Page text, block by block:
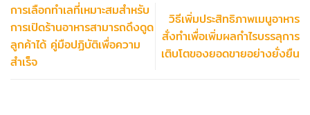
การเลือกทำเลที่เหมาะสมสำหรับ
การเปิดร้านอาหารสามารถดึงดูด
ลูกค้าได้ คู่มือปฏิบัติเพื่อความ
สำเร็จ
วิธีเพิ่มประสิทธิภาพเมนูอาหาร
สั่งทำเพื่อเพิ่มผลกำไรบรรลุการ
เติบโตของยอดขายอย่างยั่งยืน